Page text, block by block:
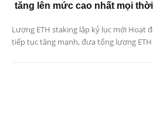
tăng lên mức cao nhất mọi
Lượng ETH staking lập kỷ lục mới Hoạt
tiếp tục tăng mạnh, đưa tổng lượng